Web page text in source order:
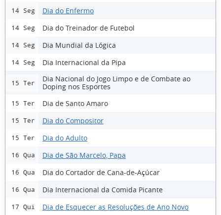
14 Seg Dia do Enfermo
14 Seg Dia do Treinador de Futebol
14 Seg Dia Mundial da Lógica
14 Seg Dia Internacional da Pipa
15 Ter
Dia Nacional do Jogo Limpo e de Combate ao
Doping nos Esportes
15 Ter Dia de Santo Amaro
15 Ter Dia do Compositor
15 Ter Dia do Adulto
16 Qua Dia de São Marcelo, Papa
16 Qua Dia do Cortador de Cana-de-Açúcar
16 Qua Dia Internacional da Comida Picante
17 Qui Dia de Esquecer as Resoluções de Ano Novo